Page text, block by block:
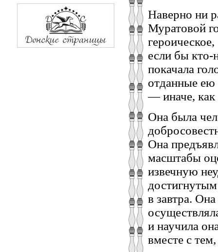
Наверно ни
Муратовой
если бы кто-
покачала
отданные ею
— иначе, как
Она была
Она
масштабы
извечную
достигнутым
в завтра.
и научила
вместе с